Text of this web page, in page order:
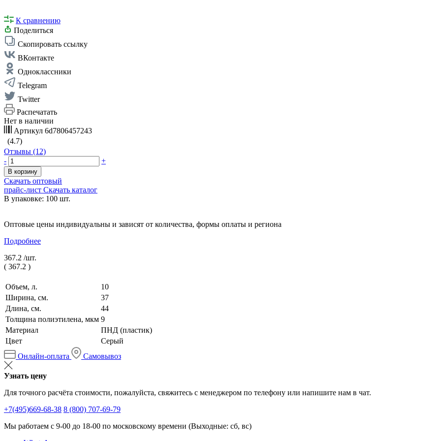
К сравнению
Поделиться
Скопировать ссылку
ВКонтакте
Одноклассники
Telegram
Twitter
Распечатать
Нет в наличии
Артикул 6d7806457243
(4.7)
Отзывы (12)
-
+
В корзину
Скачать оптовый
прайс-лист Скачать каталог
В упаковке: 100 шт.
Оптовые цены индивидуальны и зависят от количества, формы оплаты и региона
Подробнее
367.2 /шт.
( 367.2 )
Объем, л.
10
Ширина, см.
37
Длина, см.
44
Толщина полиэтилена, мкм 9
Материал
ПНД (пластик)
Цвет
Серый
Онлайн-оплата
Самовывоз
Узнать цену
Для точного расчёта стоимости, пожалуйста, свяжитесь с менеджером по телефону или напишите нам в чат.
+7(495)669-68-38 8 (800) 707-69-79
Мы работаем с 9-00 до 18-00 по московскому времени (Выходные: сб, вс)